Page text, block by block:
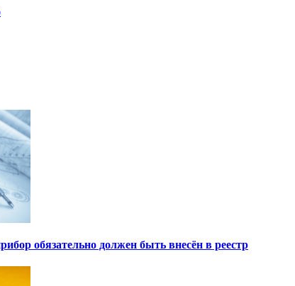
обязательно должен быть внесён в реестр